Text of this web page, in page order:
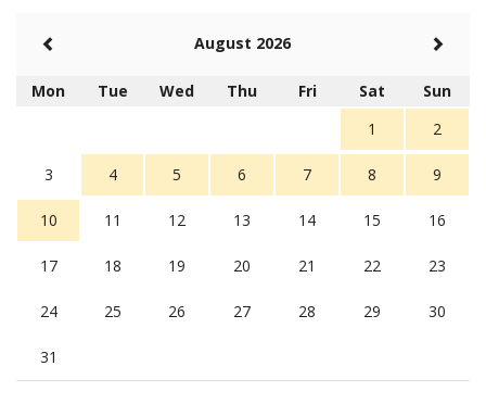
August 2026
Mon Tue Wed Thu Fri Sat
Sun
1
2
3 4 5 6 7 8 9
10 11 12 13 14 15 16
17 18 19 20 21 22 23
24 25 26 27 28 29 30
31